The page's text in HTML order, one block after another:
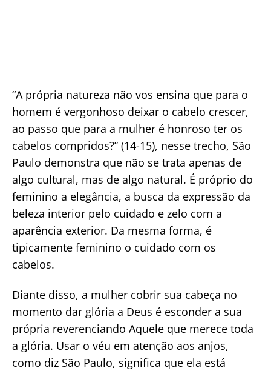
“A própria natureza não vos ensina que para o
homem é vergonhoso deixar o cabelo crescer,
ao passo que para a mulher é honroso ter os
cabelos compridos?” (14-15), nesse trecho, São
Paulo demonstra que não se trata apenas de
algo cultural, mas de algo natural. É próprio do
feminino a elegância, a busca da expressão da
beleza interior pelo cuidado e zelo com a
aparência exterior. Da mesma forma, é
tipicamente feminino o cuidado com os
cabelos.
Diante disso, a mulher cobrir sua cabeça no
momento dar glória a Deus é esconder a sua
própria reverenciando Aquele que merece toda
a glória. Usar o véu em atenção aos anjos,
como diz São Paulo, significa que ela está